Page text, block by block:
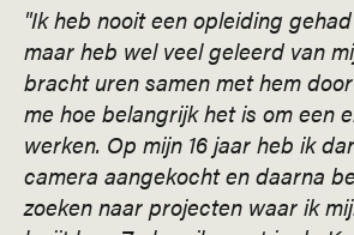
"Ik heb nooit een opleiding
maar heb wel veel geleerd van
bracht uren samen met hem
me hoe belangrijk het is om een
werken. Op mijn 16 jaar heb ik
camera aangekocht en daarna
zoeken naar projecten waar ik